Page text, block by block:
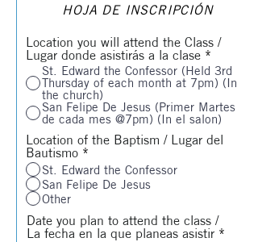
HOJA DE INSCRIPCIÓN
Location you will attend the Class /
Lugar donde asistirás a la clase *
St. Edward the Confessor (Held 3rd
Thursday of each month at 7pm) (In
the church)
San Felipe De Jesus (Primer Martes
de cada mes @7pm) (In el salon)
Location of the Baptism / Lugar del
Bautismo *
St. Edward the Confessor
San Felipe De Jesus
Other
Date you plan to attend the class /
La fecha en la que planeas asistir